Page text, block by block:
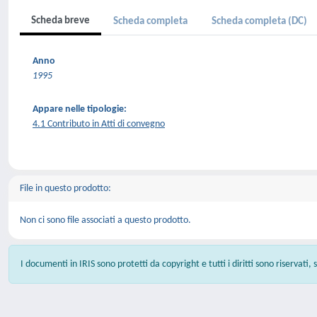
Scheda breve Scheda completa Scheda completa (DC)
Anno
1995
Appare nelle tipologie:
4.1 Contributo in Atti di convegno
File in questo prodotto:
Non ci sono file associati a questo prodotto.
I documenti in IRIS sono protetti da copyright e tutti i diritti sono riservati,